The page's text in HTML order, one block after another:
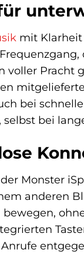
mit Klarheit
voller Pracht
bei
bei
Monster
anderen